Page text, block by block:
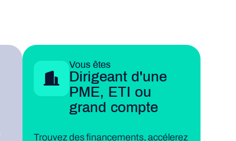
Vous êtes
Dirigeant d'une
PME, ETI ou
grand compte
Trouvez des financements, accélerez